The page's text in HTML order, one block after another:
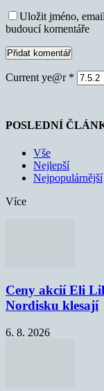
Uložit jméno,
budoucí komentáře
Current ye@r *
POSLEDNÍ
Vše
Nejlepší
Nejpopulárnější
Více
Ceny akcií Eli
Nordisku klesají
6. 8. 2026